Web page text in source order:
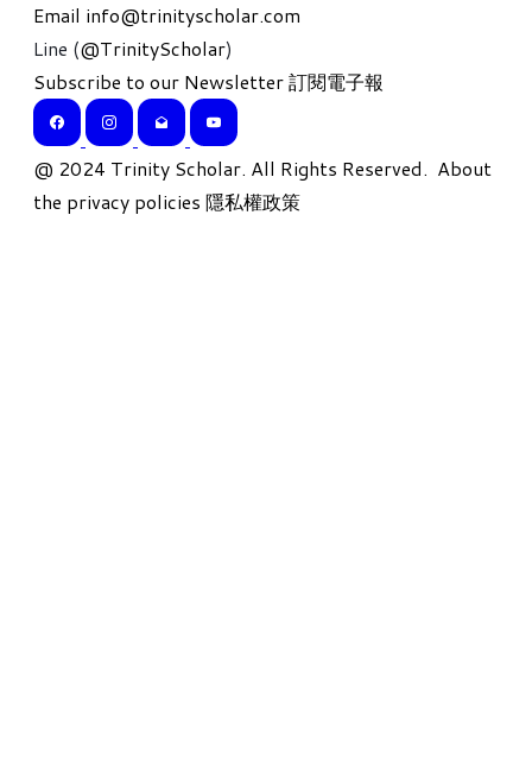
Email info@trinityscholar.com
Line (@TrinityScholar)
Subscribe to our Newsletter 訂閱電子報
​@ 2024 Trinity Scholar. All Rights Reserved. About
the privacy policies 隱私權政策